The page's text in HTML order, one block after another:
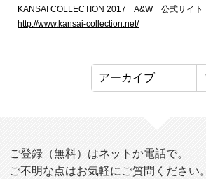
KANSAI COLLECTION 2017 A&W 公式サイト
http://www.kansai-collection.net/
ご登録（無料）はネットか電話で。
ご不明な点はお気軽にご質問ください。